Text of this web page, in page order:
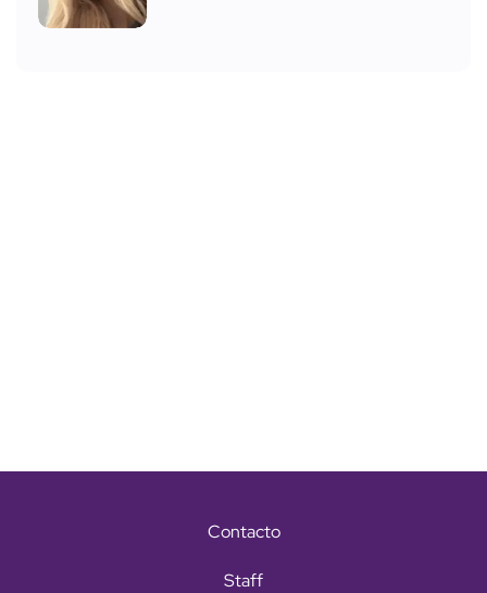
Contacto
Staff